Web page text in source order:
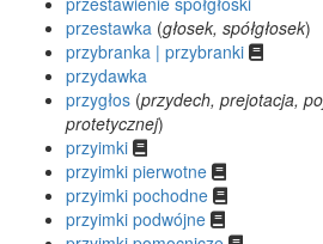
przestawka (głosek, spółgłosek)
przybranka | przybranki
przydawka
przygłos (przydech, prejotacja,
protetycznej)
przyimki
przyimki pierwotne
przyimki pochodne
przyimki podwójne